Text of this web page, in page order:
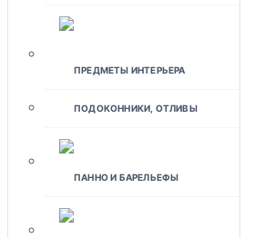
ПРЕДМЕТЫ ИНТЕРЬЕРА
ПОДОКОННИКИ, ОТЛИВЫ
ПАННО И БАРЕЛЬЕФЫ